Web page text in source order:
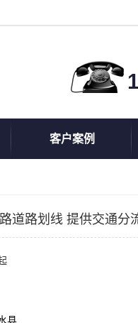
客户案例
道路划线 提供交通分
县